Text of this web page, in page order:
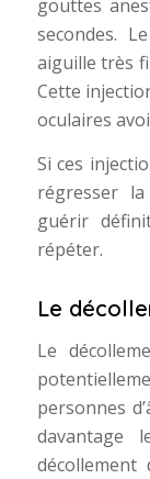
gouttes
secondes.
aiguille très
Cette
oculaires
Si ces
régresser
guérir
répéter.
Le
Le
personnes
davantage